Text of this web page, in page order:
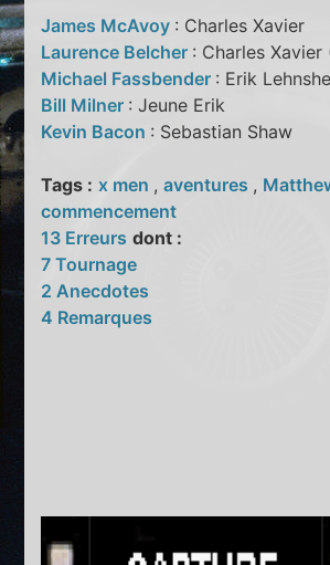
James McAvoy : Charles Xavier
Laurence Belcher : Charles Xavier
Michael Fassbender : Erik
Bill Milner : Jeune Erik
Kevin Bacon : Sebastian Shaw
Tags : x men ,aventures ,
commencement
13 Erreurs dont :
7 Tournage
2 Anecdotes
4 Remarques